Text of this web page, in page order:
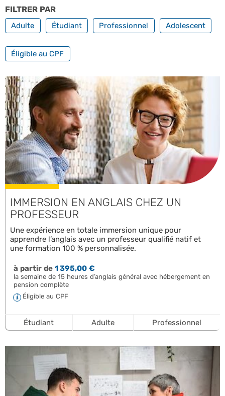
FILTRER PAR
Adulte Étudiant Professionnel Adolescent
Éligible au CPF
IMMERSION EN ANGLAIS CHEZ UN
PROFESSEUR
Une expérience en totale immersion unique pour
apprendre l’anglais avec un professeur qualifié natif et
une formation 100 % personnalisée.
à partir de1 395,00 €
la semaine de 15 heures d’anglais général avec hébergement en
pension complète
Éligible au CPF
Étudiant Adulte Professionnel